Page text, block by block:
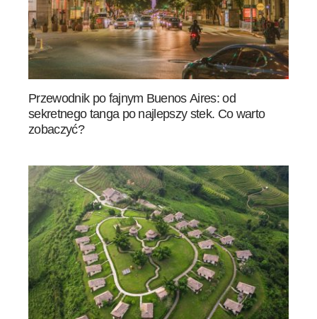
Przewodnik po fajnym Buenos Aires: od
sekretnego tanga po najlepszy stek. Co warto
zobaczyć?